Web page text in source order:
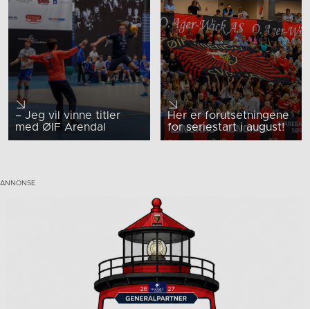
– Jeg vil vinne titler
med ØIF Arendal
Her er forutsetningene
for seriestart i august!